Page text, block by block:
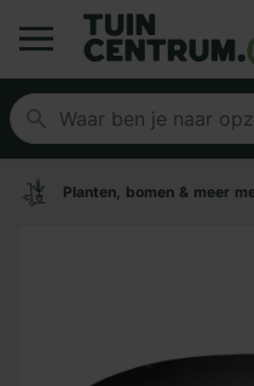
Logo
Planten, bomen & meer